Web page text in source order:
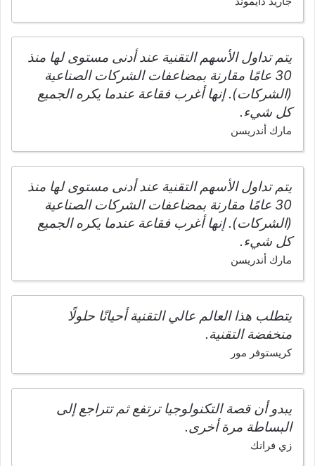
يتم تداول الأسهم التقنية عند أدنى مستوى لها منذ
30 عامًا مقارنة بمضاعفات الشركات الصناعية
(الشركات). إنها أغرب فقاعة عندما يكره الجميع
كل شيء.
مارك أندريسن
يتم تداول الأسهم التقنية عند أدنى مستوى لها منذ
30 عامًا مقارنة بمضاعفات الشركات الصناعية
(الشركات). إنها أغرب فقاعة عندما يكره الجميع
كل شيء.
مارك أندريسن
يتطلب هذا العالم عالي التقنية أحيانًا حلولًا
منخفضة التقنية.
كريستوفر مور
يبدو أن قصة التكنولوجيا ترتفع ثم تتراجع إلى
البساطة مرة أخرى.
زي فرانك